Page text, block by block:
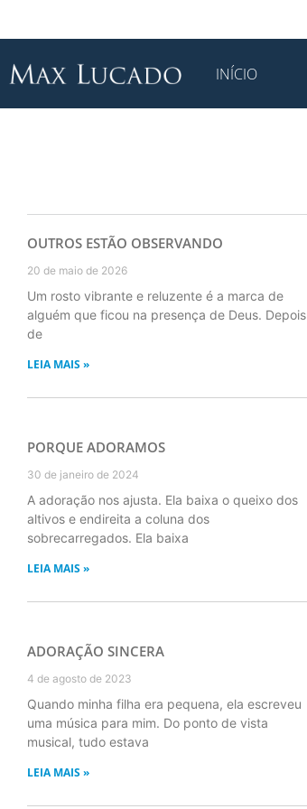
INÍCIO
OUTROS ESTÃO OBSERVANDO
20 de maio de 2026
Um rosto vibrante e reluzente é a marca de
alguém que ficou na presença de Deus. Depois
de
LEIA MAIS »
PORQUE ADORAMOS
30 de janeiro de 2024
A adoração nos ajusta. Ela baixa o queixo dos
altivos e endireita a coluna dos
sobrecarregados. Ela baixa
LEIA MAIS »
ADORAÇÃO SINCERA
4 de agosto de 2023
Quando minha filha era pequena, ela escreveu
uma música para mim. Do ponto de vista
musical, tudo estava
LEIA MAIS »